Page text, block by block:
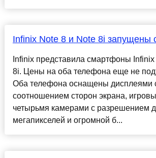
Infinix Note 8 и Note 8i запущены
Infinix представила смартфоны
8i. Цены на оба телефона еще не
Оба телефона оснащены дисплеями
соотношением сторон экрана,
четырьмя камерами с разрешением
мегапикселей и огромной б...